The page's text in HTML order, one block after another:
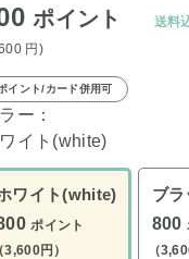
ポイント
円 )
送料
イント/カード併用可
ー：
イト(white)
ワイト(white)
ポイント
（3,600円）
ブ
800
（